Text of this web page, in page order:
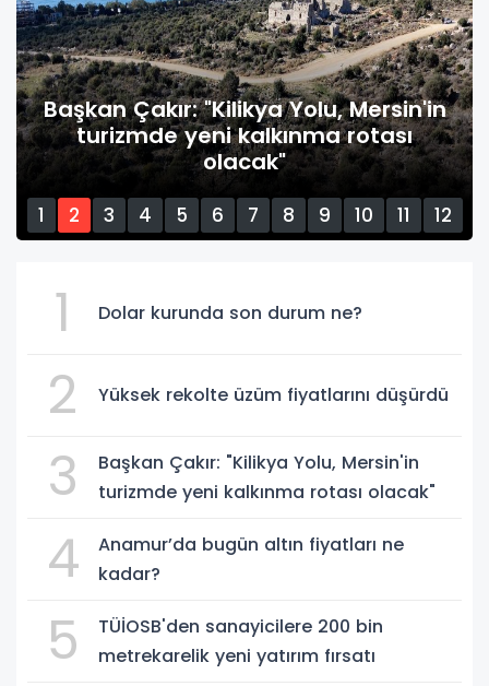
Yüksek rekolte üzüm fiyatlarını
düşürdü
1 2 3 4 5 6 7 8 9 10 11
12
1 Dolar kurunda son durum ne?
2 Yüksek rekolte üzüm fiyatlarını düşürdü
3
Başkan Çakır: "Kilikya Yolu, Mersin'in
turizmde yeni kalkınma rotası olacak"
4
Anamur’da bugün altın fiyatları ne
kadar?
5
TÜİOSB'den sanayicilere 200 bin
metrekarelik yeni yatırım fırsatı